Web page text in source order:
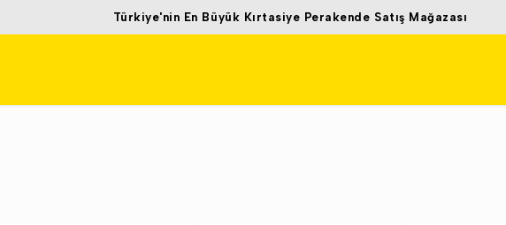
Türkiye'nin En Büyük Kırtasiye Perakende Satış Mağazası